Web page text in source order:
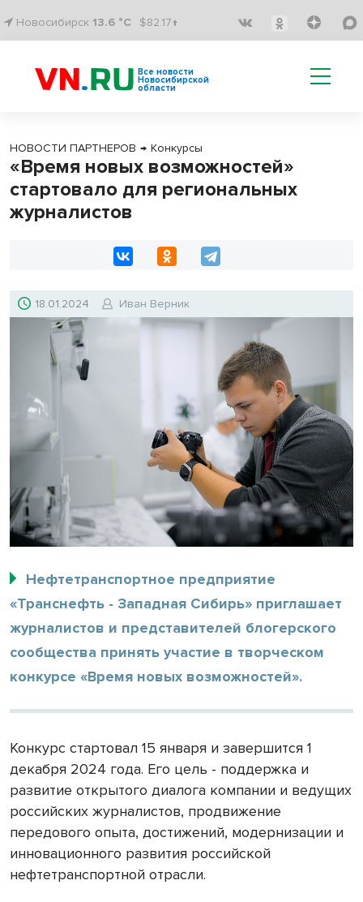
Новосибирск 13.6 °C $82.17↑
Все новости
Новосибирской
области
НОВОСТИ ПАРТНЕРОВ → Конкурсы
«Время новых возможностей»
стартовало для региональных
журналистов
18.01.2024 Иван Верник
Нефтетранспортное предприятие
«Транснефть - Западная Сибирь» приглашает
журналистов и представителей блогерского
сообщества принять участие в творческом
конкурсе «Время новых возможностей».
Конкурс стартовал 15 января и завершится 1
декабря 2024 года. Его цель - поддержка и
развитие открытого диалога компании и ведущих
российских журналистов, продвижение
передового опыта, достижений, модернизации и
инновационного развития российской
нефтетранспортной отрасли.